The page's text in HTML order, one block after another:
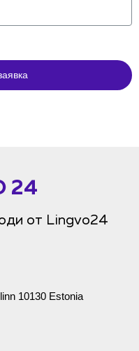
24
от Lingvo24
10130 Estonia